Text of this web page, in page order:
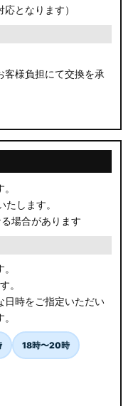
となります）
客様負担にて交換を承
します。
場合があります
。
日時をご指定いただい
18時〜20時